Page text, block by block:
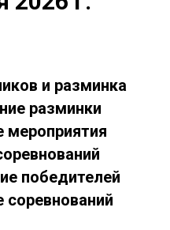
и разминка
разминки
мероприятия
победителей
соревнований